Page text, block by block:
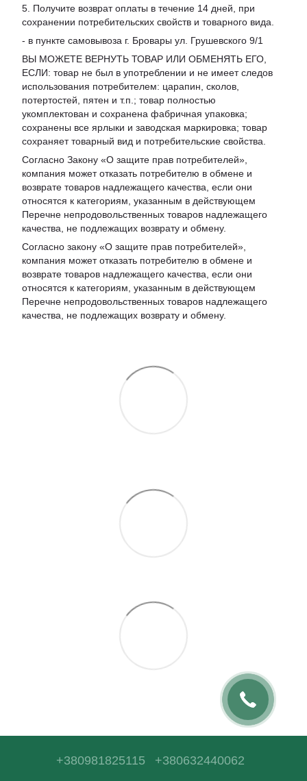
5. Получите возврат оплаты в течение 14 дней, при
сохранении потребительских свойств и товарного вида.
- в пункте самовывоза г. Бровары ул. Грушевского 9/1
ВЫ МОЖЕТЕ ВЕРНУТЬ ТОВАР ИЛИ ОБМЕНЯТЬ ЕГО,
ЕСЛИ: товар не был в употреблении и не имеет следов
использования потребителем: царапин, сколов,
потертостей, пятен и т.п.; товар полностью
укомплектован и сохранена фабричная упаковка;
сохранены все ярлыки и заводская маркировка; товар
сохраняет товарный вид и потребительские свойства.
Согласно Закону «О защите прав потребителей»,
компания может отказать потребителю в обмене и
возврате товаров надлежащего качества, если они
относятся к категориям, указанным в действующем
Перечне непродовольственных товаров надлежащего
качества, не подлежащих возврату и обмену.
Согласно закону «О защите прав потребителей»,
компания может отказать потребителю в обмене и
возврате товаров надлежащего качества, если они
относятся к категориям, указанным в действующем
Перечне непродовольственных товаров надлежащего
качества, не подлежащих возврату и обмену.
+380981825115 +380632440062